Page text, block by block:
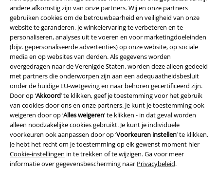
andere afkomstig zijn van onze partners. Wij en onze partners
gebruiken cookies om de betrouwbaarheid en veiligheid van onze
website te garanderen, je winkelervaring te verbeteren en te
personaliseren, analyses uit te voeren en voor marketingdoeleinden
(bijv. gepersonaliseerde advertenties) op onze website, op sociale
media en op websites van derden. Als gegevens worden
overgedragen naar de Verenigde Staten, worden deze alleen gedeeld
met partners die onderworpen zijn aan een adequaatheidsbesluit
onder de huidige EU-wetgeving en naar behoren gecertificeerd zijn.
Door op ‘Akkoord’ te klikken, geef je toestemming voor het gebruik
van cookies door ons en onze partners. Je kunt je toestemming ook
weigeren door op ‘Alles weigeren’ te klikken - in dat geval worden
alleen noodzakelijke cookies gebruikt. Je kunt je individuele
voorkeuren ook aanpassen door op ‘Voorkeuren instellen’ te klikken.
Je hebt het recht om je toestemming op elk gewenst moment hier
Cookie-instellingen in te trekken of te wijzigen. Ga voor meer
informatie over gegevensbescherming naar Privacybeleid.
Legal
Algemene Voorwaarden
Bedrijfsgegevens
Privacyverklaring
Verklaring van conformiteit